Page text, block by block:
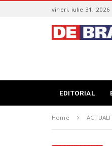
c
vineri, iulie 31, 2026
EDITORIAL
Home